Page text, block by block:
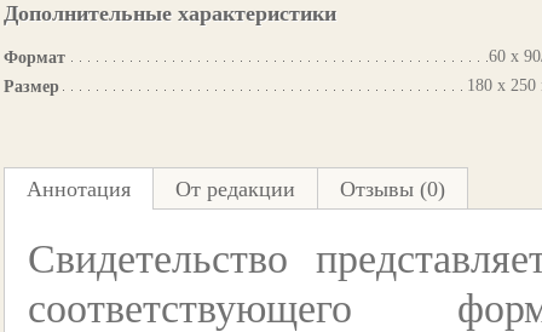
Дополнительные характеристики
Формат
60 х
Размер
180 х
Аннотация От редакции Отзывы (0)
Свидетельство
соответствующего